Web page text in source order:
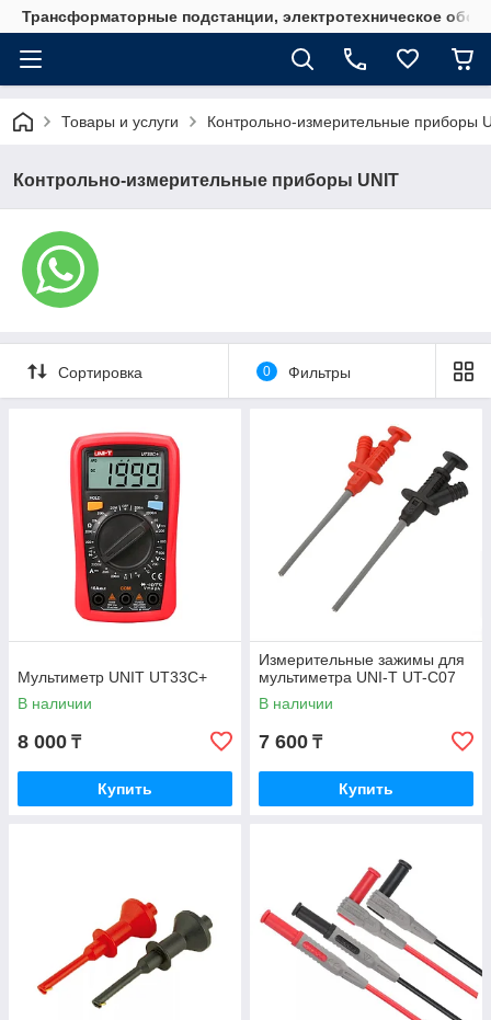
Трансформаторные подстанции, электротехническое
Товары и услуги Контрольно-измерительные приборы
Контрольно-измерительные приборы UNIT
Сортировка 0 Фильтры
Мультиметр UNIT UT33C+
В наличии
8 000 ₸
Купить
Измерительные зажимы для
мультиметра UNI-T UT-C07
В наличии
7 600 ₸
Купить